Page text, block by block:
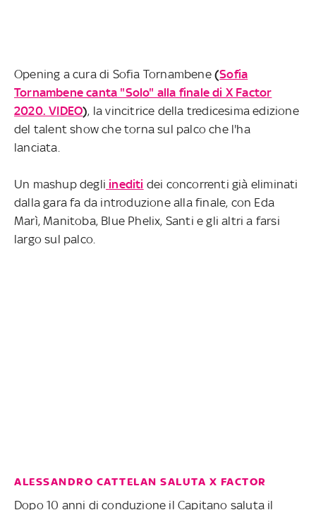
Opening a cura di Sofia Tornambene (Sofia
Tornambene canta "Solo" alla finale di X Factor
2020. VIDEO), la vincitrice della tredicesima edizione
del talent show che torna sul palco che l'ha
lanciata.
Un mashup degli inediti dei concorrenti già eliminati
dalla gara fa da introduzione alla finale, con Eda
Marì, Manitoba, Blue Phelix, Santi e gli altri a farsi
largo sul palco.
ALESSANDRO CATTELAN SALUTA X FACTOR
Dopo 10 anni di conduzione il Capitano saluta il